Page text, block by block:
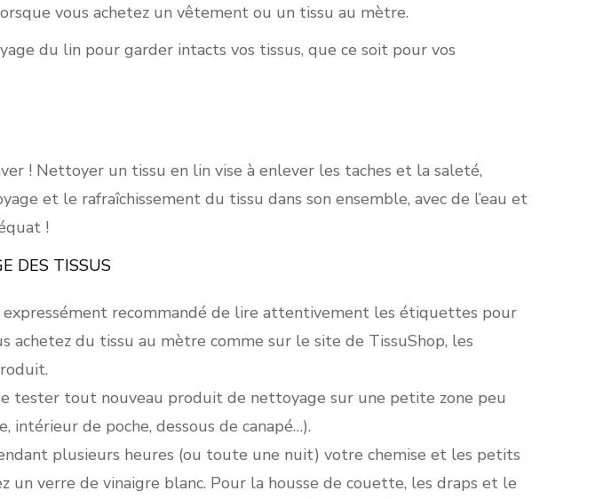
vous achetez un vêtement ou un tissu au mètre.
du lin pour garder intacts vos tissus, que ce soit pour vos
! Nettoyer un tissu en lin vise à enlever les taches et la saleté,
et le rafraîchissement du tissu dans son ensemble, avec de l’eau et
!
DES TISSUS
recommandé de lire attentivement les étiquettes pour
achetez du tissu au mètre comme sur le site de TissuShop, les
tester tout nouveau produit de nettoyage sur une petite zone peu
de poche, dessous de canapé…).
plusieurs heures (ou toute une nuit) votre chemise et les petits
un verre de vinaigre blanc. Pour la housse de couette, les draps et le